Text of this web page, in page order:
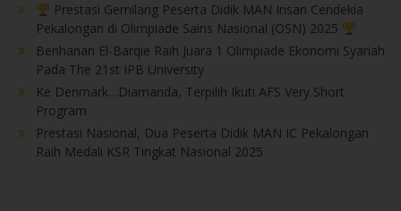
Prestasi Gemilang Peserta Didik MAN Insan Cendekia
Pekalongan di Olimpiade Sains Nasional (OSN) 2025
Benhanan El-Barqie Raih Juara 1 Olimpiade Ekonomi Syariah
Pada The 21st IPB University
Ke Denmark…Diamanda, Terpilih Ikuti AFS Very Short
Program
Prestasi Nasional, Dua Peserta Didik MAN IC Pekalongan
Raih Medali KSR Tingkat Nasional 2025